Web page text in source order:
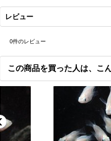
レビュー
0件のレビュー
この商品を買った人は、こ